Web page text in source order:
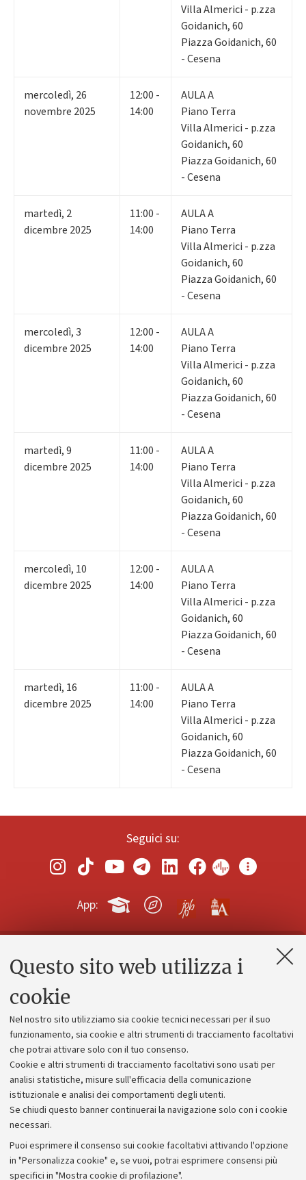
Questo sito web utilizza i
cookie
Nel nostro sito utilizziamo sia cookie tecnici necessari per il suo
funzionamento, sia cookie e altri strumenti di tracciamento facoltativi
che potrai attivare solo con il tuo consenso.
Cookie e altri strumenti di tracciamento facoltativi sono usati per
analisi statistiche, misure sull'efficacia della comunicazione
istituzionale e analisi dei comportamenti degli utenti.
Se chiudi questo banner continuerai la navigazione solo con i cookie
necessari.
Puoi esprimere il consenso sui cookie facoltativi attivando l'opzione
in "Personalizza cookie" e, se vuoi, potrai esprimere consensi più
specifici in "Mostra cookie di profilazione".
Villa Almerici - p.zza
Goidanich, 60
Piazza Goidanich, 60
- Cesena
mercoledì, 26
novembre 2025
12:00 -
14:00
AULA A
Piano Terra
Villa Almerici - p.zza
Goidanich, 60
Piazza Goidanich, 60
- Cesena
martedì, 2
dicembre 2025
11:00 -
14:00
AULA A
Piano Terra
Villa Almerici - p.zza
Goidanich, 60
Piazza Goidanich, 60
- Cesena
mercoledì,3
dicembre 2025
12:00 -
14:00
AULA A
Piano Terra
Villa Almerici - p.zza
Goidanich, 60
Piazza Goidanich, 60
- Cesena
martedì,9
dicembre 2025
11:00 -
14:00
AULA A
Piano Terra
Villa Almerici - p.zza
Goidanich, 60
Piazza Goidanich, 60
- Cesena
mercoledì, 10
dicembre 2025
12:00 -
14:00
AULA A
Piano Terra
Villa Almerici - p.zza
Goidanich, 60
Piazza Goidanich, 60
- Cesena
martedì, 16
dicembre 2025
11:00 -
14:00
AULA A
Piano Terra
Villa Almerici - p.zza
Goidanich, 60
Piazza Goidanich, 60
- Cesena
Seguici su:
App:
Contatti e PEC
Alumni community
Piano strategico
Bilanci
Donazioni e 5x1000
Bandi, gare e concorsi
Albo online